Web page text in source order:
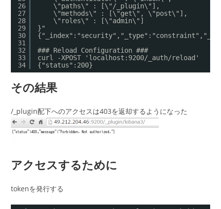
26
27
28
29
30
31
32
33
34
\"paths\" : [\"/_plugin\"],
\"methods\" : [\"get\", \"post\"],
\"roles\" : [\"admin\"]
}"
### Reload Configuration ###
curl -XPOST 'localhost:9200/_auth/reload'
{"status":200}
その結果
/_plugin配下へのアクセスは403を返却するようになった
アクセスするために
tokenを発行する